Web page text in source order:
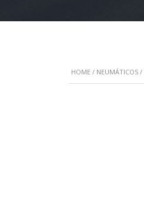
HOME / NEUMÁTICOS /